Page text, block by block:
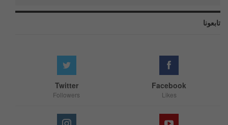
تابعونا
Facebook
Likes
Twitter
Followers